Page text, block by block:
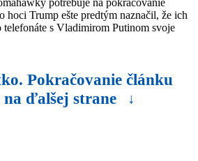
potrebuje na pokračovanie
hoci Trump ešte predtým naznačil, že ich
telefonáte s Vladimirom Putinom svoje
Pokračovanie článku
na ďalšej strane
↓